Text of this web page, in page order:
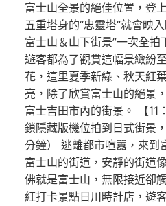
富士山全景的絕佳位置，登
五重塔身的“忠靈塔”就會映
富士山＆山下街景”一次全
遊客都為了觀賞這幅景緻紛
花，這里夏季新綠、秋天紅
亮，除了欣賞富士山的絕景
富士吉田市內的街景。 【
鎖隱藏版機位拍到日式街景
分鐘） 逃離都市喧囂，來到
富士山的街道，安靜的街道
佛就是富士山，無限接近卻
紅打卡景點日川時計店，遊